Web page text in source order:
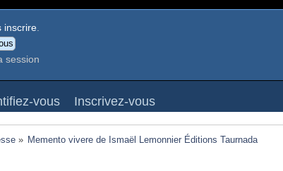
inscrire.
session
vous Inscrivez-vous
» Memento vivere de Ismaël Lemonnier Éditions Taurnada